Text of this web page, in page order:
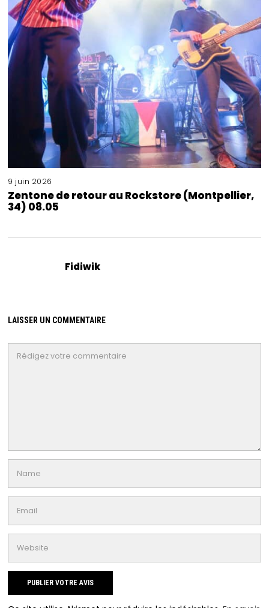
9 juin 2026
Zentone de retour au Rockstore (Montpellier,
34) 08.05
Fidiwik
LAISSER UN COMMENTAIRE